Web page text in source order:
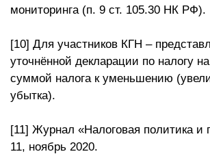
мониторинга (п. 9 ст. 105.30 НК РФ).
[10] Для участников КГН –
уточнённой декларации по налогу
суммой налога к уменьшению
убытка).
[11] Журнал «Налоговая политика и
11, ноябрь 2020.